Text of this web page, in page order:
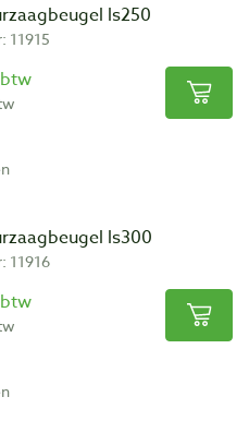
ls250
11915
ls300
11916